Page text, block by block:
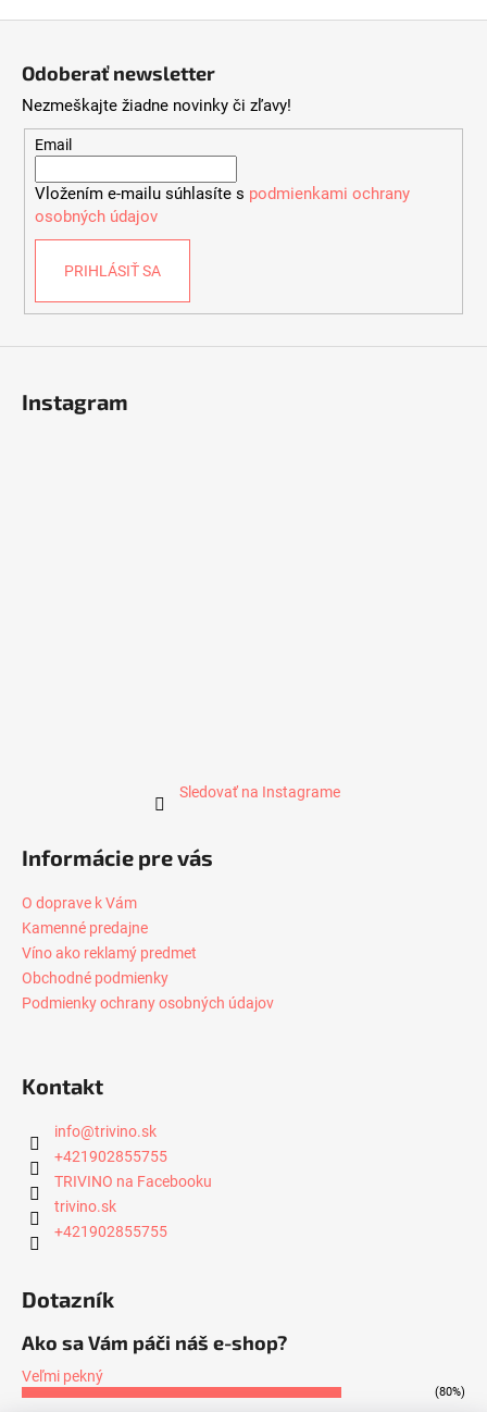
Odoberať newsletter
Nezmeškajte žiadne novinky či zľavy!
Email
Vložením e-mailu súhlasíte s podmienkami ochrany
osobných údajov
PRIHLÁSIŤ SA
Instagram
Sledovať na Instagrame
Informácie pre vás
O doprave k Vám
Kamenné predajne
Víno ako reklamý predmet
Obchodné podmienky
Podmienky ochrany osobných údajov
Kontakt
info@trivino.sk
+421902855755
TRIVINO na Facebooku
trivino.sk
+421902855755
Dotazník
Ako sa Vám páči náš e-shop?
Veľmi pekný
(80%)